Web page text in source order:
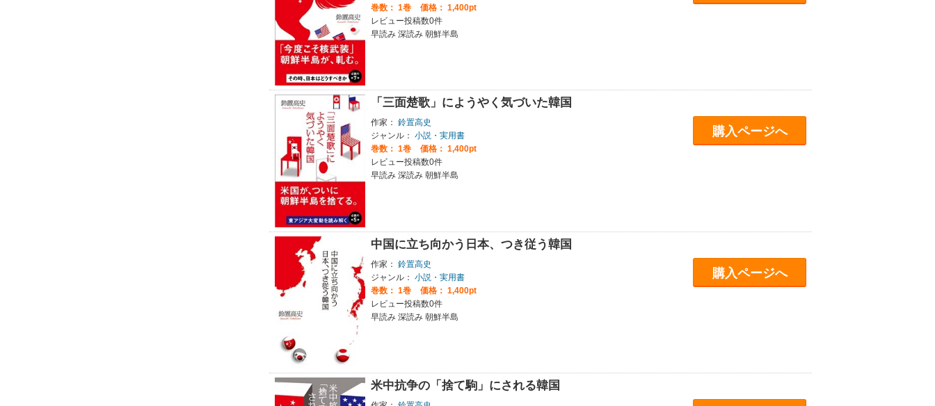
巻数： 1巻
価格： 1,400pt
レビュー投稿数0件
早読み 深読み 朝鮮半島
「三面楚歌」にようやく気づいた韓国
作家： 鈴置高史
ジャンル： 小説・実用書
巻数： 1巻
価格： 1,400pt
レビュー投稿数0件
早読み 深読み 朝鮮半島
購入ページへ
中国に立ち向かう日本、つき従う韓国
作家： 鈴置高史
ジャンル： 小説・実用書
巻数： 1巻
価格： 1,400pt
レビュー投稿数0件
早読み 深読み 朝鮮半島
購入ページへ
米中抗争の「捨て駒」にされる韓国